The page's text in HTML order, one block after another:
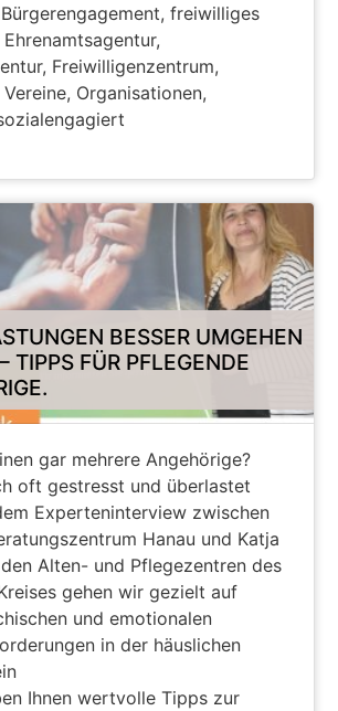
freiwilliges
Freiwilligenzentrum,
Organisationen,
BESSER UMGEHEN
TIPPS FÜR PFLEGENDE
gar mehrere Angehörige?
oft gestresst und überlastet
Experteninterview zwischen
Hanau und Katja
Alten- und Pflegezentren des
gehen wir gezielt auf
und emotionalen
in der häuslichen
Ihnen wertvolle Tipps zur